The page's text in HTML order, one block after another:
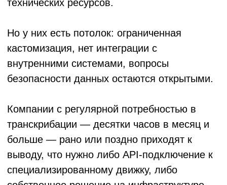
Это самый важный вопрос при выборе
зарубежных серверах и не всегда готовы
предоставить NDA. Для материалов,
содержащих конфиденциальную
информацию — переговоры, HR-данные,
стратегические обсуждения, — это риск.
Безопасная альтернатива: развёртывание
чёткими условиями хранения и удаления
данных. Мы именно так и работаем с
корпоративными клиентами: данные
остаются в контуре заказчика, обработка
происходит внутри согласованной среды.
Можно ли автоматизировать